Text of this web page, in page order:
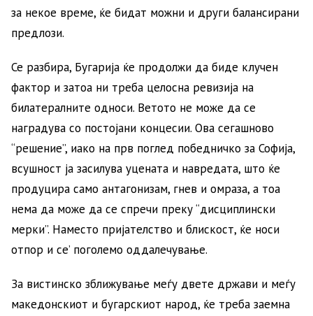
за некое време, ќе бидат можни и други балансирани
предлози.
Се разбира, Бугарија ќе продолжи да биде клучен
фактор и затоа ни треба целосна ревизија на
билатералните односи. Ветото не може да се
наградува со постојани концесии. Ова сегашново
“решение”, иако на прв поглед победничко за Софија,
всушност ја засилува уцената и навредата, што ќе
продуцира само антагонизам, гнев и омраза, а тоа
нема да може да се спречи преку “дисциплински
мерки”. Наместо пријателство и блискост, ќе носи
отпор и се’ поголемо оддалечување.
За вистинско зближување меѓу двете држави и меѓу
македонскиот и бугарскиот народ, ќе треба заемна